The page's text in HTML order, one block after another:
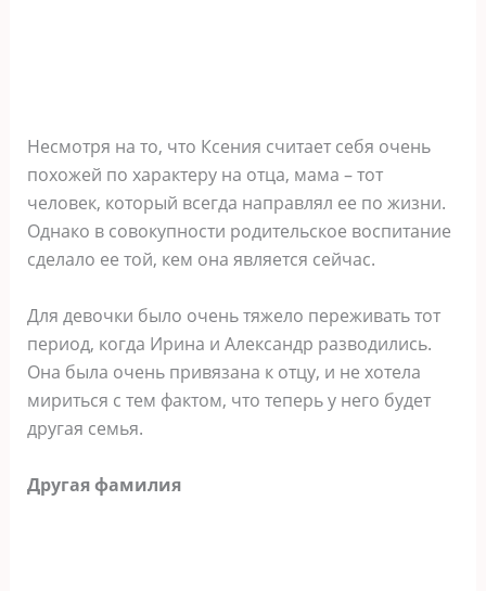
Несмотря на то, что Ксения считает себя очень
похожей по характеру на отца, мама – тот
человек, который всегда направлял ее по жизни.
Однако в совокупности родительское воспитание
сделало ее той, кем она является сейчас.
Для девочки было очень тяжело переживать тот
период, когда Ирина и Александр разводились.
Она была очень привязана к отцу, и не хотела
мириться с тем фактом, что теперь у него будет
другая семья.
Другая фамилия